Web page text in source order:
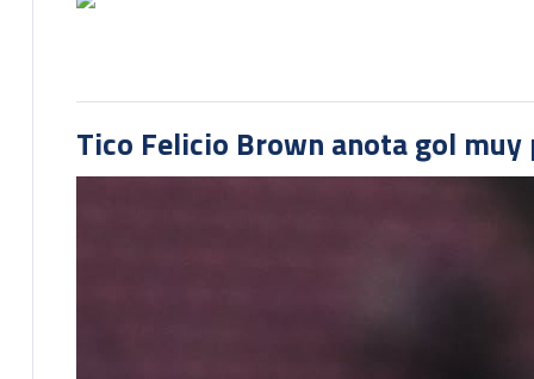
Tico Felicio Brown anota gol muy